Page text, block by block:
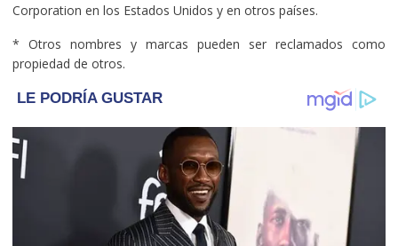
Corporation en los Estados Unidos y en otros países.
* Otros nombres y marcas pueden ser reclamados como
propiedad de otros.